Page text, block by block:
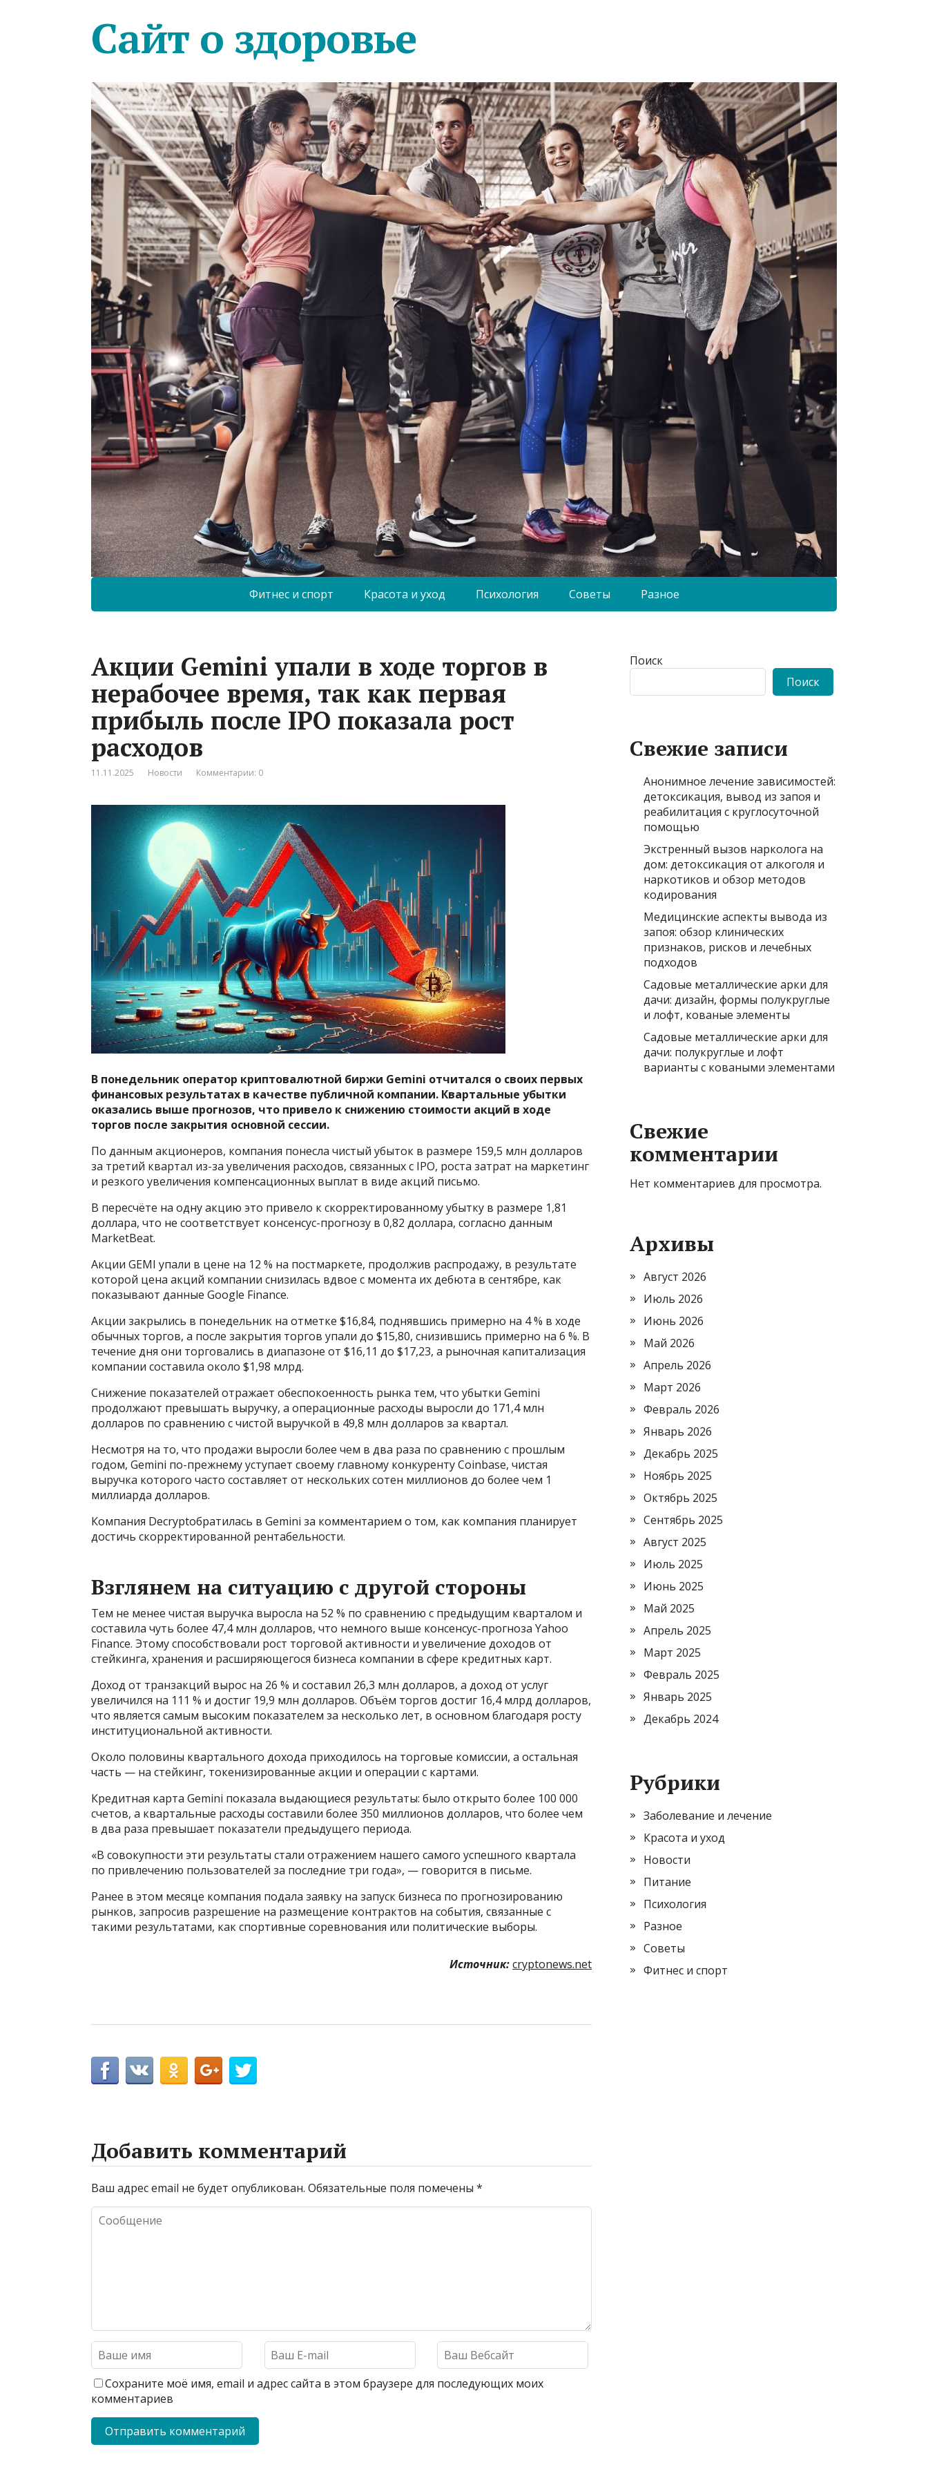
Сайт о здоровье
Фитнес и спорт Красота и уход Психология Советы Разное
Акции Gemini упали в ходе торгов в
нерабочее время, так как первая
прибыль после IPO показала рост
расходов
11.11.2025 Новости Комментарии: 0
В понедельник оператор криптовалютной биржи Gemini отчитался о своих первых
финансовых результатах в качестве публичной компании. Квартальные убытки
оказались выше прогнозов, что привело к снижению стоимости акций в ходе
торгов после закрытия основной сессии.
По данным акционеров, компания понесла чистый убыток в размере 159,5 млн долларов
за третий квартал из-за увеличения расходов, связанных с IPO, роста затрат на маркетинг
и резкого увеличения компенсационных выплат в виде акций письмо.
В пересчёте на одну акцию это привело к скорректированному убытку в размере 1,81
доллара, что не соответствует консенсус-прогнозу в 0,82 доллара, согласно данным
MarketBeat.
Акции GEMI упали в цене на 12 % на постмаркете, продолжив распродажу, в результате
которой цена акций компании снизилась вдвое с момента их дебюта в сентябре, как
показывают данные Google Finance.
Акции закрылись в понедельник на отметке $16,84, поднявшись примерно на 4 % в ходе
обычных торгов, а после закрытия торгов упали до $15,80, снизившись примерно на 6 %. В
течение дня они торговались в диапазоне от $16,11 до $17,23, а рыночная капитализация
компании составила около $1,98 млрд.
Снижение показателей отражает обеспокоенность рынка тем, что убытки Gemini
продолжают превышать выручку, а операционные расходы выросли до 171,4 млн
долларов по сравнению с чистой выручкой в 49,8 млн долларов за квартал.
Несмотря на то, что продажи выросли более чем в два раза по сравнению с прошлым
годом, Gemini по-прежнему уступает своему главному конкуренту Coinbase, чистая
выручка которого часто составляет от нескольких сотен миллионов до более чем 1
миллиарда долларов.
Компания Decryptобратилась в Gemini за комментарием о том, как компания планирует
достичь скорректированной рентабельности.
Взглянем на ситуацию с другой стороны
Тем не менее чистая выручка выросла на 52 % по сравнению с предыдущим кварталом и
составила чуть более 47,4 млн долларов, что немного выше консенсус-прогноза Yahoo
Finance. Этому способствовали рост торговой активности и увеличение доходов от
стейкинга, хранения и расширяющегося бизнеса компании в сфере кредитных карт.
Доход от транзакций вырос на 26 % и составил 26,3 млн долларов, а доход от услуг
увеличился на 111 % и достиг 19,9 млн долларов. Объём торгов достиг 16,4 млрд долларов,
что является самым высоким показателем за несколько лет, в основном благодаря росту
институциональной активности.
Около половины квартального дохода приходилось на торговые комиссии, а остальная
часть — на стейкинг, токенизированные акции и операции с картами.
Кредитная карта Gemini показала выдающиеся результаты: было открыто более 100 000
счетов, а квартальные расходы составили более 350 миллионов долларов, что более чем
в два раза превышает показатели предыдущего периода.
«В совокупности эти результаты стали отражением нашего самого успешного квартала
по привлечению пользователей за последние три года», — говорится в письме.
Ранее в этом месяце компания подала заявку на запуск бизнеса по прогнозированию
рынков, запросив разрешение на размещение контрактов на события, связанные с
такими результатами, как спортивные соревнования или политические выборы.
Источник:cryptonews.net
Добавить комментарий
Ваш адрес email не будет опубликован. Обязательные поля помечены *
Сохраните моё имя, email и адрес сайта в этом браузере для последующих моих
комментариев
Поиск
Поиск
Свежие записи
Анонимное лечение зависимостей:
детоксикация, вывод из запоя и
реабилитация с круглосуточной
помощью
Экстренный вызов нарколога на
дом: детоксикация от алкоголя и
наркотиков и обзор методов
кодирования
Медицинские аспекты вывода из
запоя: обзор клинических
признаков, рисков и лечебных
подходов
Садовые металлические арки для
дачи: дизайн, формы полукруглые
и лофт, кованые элементы
Садовые металлические арки для
дачи: полукруглые и лофт
варианты с коваными элементами
Свежие
комментарии
Нет комментариев для просмотра.
Архивы
Август 2026
Июль 2026
Июнь 2026
Май 2026
Апрель 2026
Март 2026
Февраль 2026
Январь 2026
Декабрь 2025
Ноябрь 2025
Октябрь 2025
Сентябрь 2025
Август 2025
Июль 2025
Июнь 2025
Май 2025
Апрель 2025
Март 2025
Февраль 2025
Январь 2025
Декабрь 2024
Рубрики
Заболевание и лечение
Красота и уход
Новости
Питание
Психология
Разное
Советы
Фитнес и спорт